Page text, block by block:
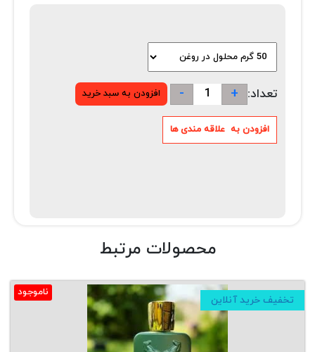
تعداد: +
-
محصولات مرتبط
ناموجود
تخفیف خرید آنلاین